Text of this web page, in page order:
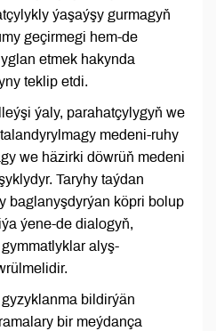
ýaşaýşy gurmagyň
geçirmegi hem-de
etmek hakynda
teklip etdi.
ýaly, parahatçylygyň we
medeni-ruhy
we häzirki döwrüň medeni
Taryhy taýdan
baglanyşdyrýan köpri bolup
ýene-de dialogyň,
alyş-
bildirýän
bir meýdança